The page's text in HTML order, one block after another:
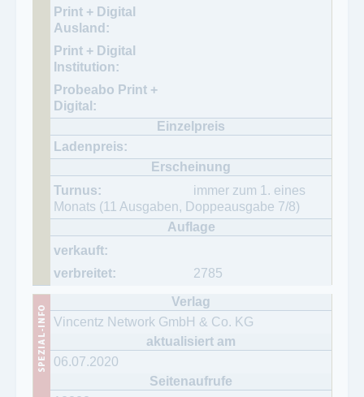
immer zum 1. eines
Monats (11 Ausgaben, Doppeausgabe 7/8)
2785
Vincentz Network GmbH & Co. KG
06.07.2020